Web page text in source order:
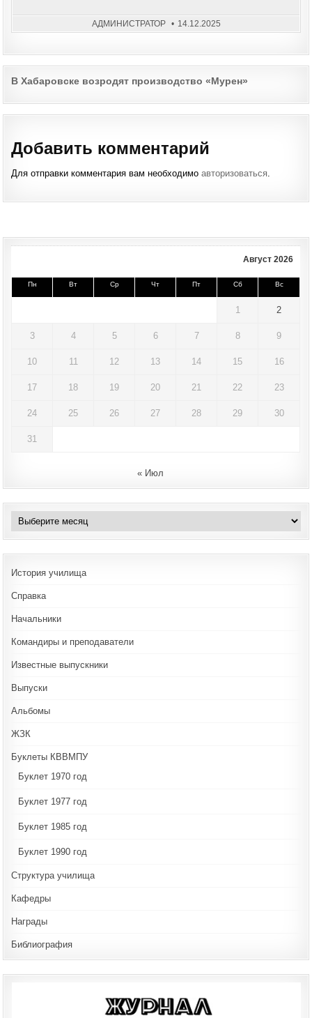
АДМИНИСТРАТОР
14.12.2025
Post
navigation
В Хабаровске возродят производство «Мурен»
Добавить комментарий
Для отправки комментария вам необходимоавторизоваться
Август 2026
Пн Вт Ср Чт Пт Сб Вс
1 2
3 4 5 6 7 8 9
10 11 12 13 14 15 16
17 18 19 20 21 22 23
24 25 26 27 28 29 30
31
« Июл
Архивы
История училища
Справка
Начальники
Командиры и преподаватели
Известные выпускники
Выпуски
Альбомы
ЖЗК
Буклеты КВВМПУ
Буклет 1970 год
Буклет 1977 год
Буклет 1985 год
Буклет 1990 год
Структура училища
Кафедры
Награды
Библиография